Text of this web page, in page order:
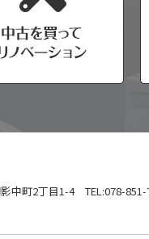
中町2丁目1-4 TEL:078-851-